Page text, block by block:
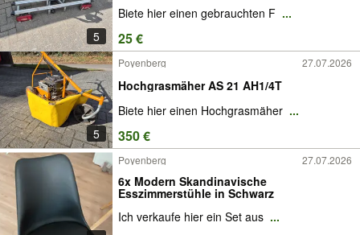
5
Biete hier einen gebrauchten F ...
25 €
5
Poyenberg 27.07.2026
Hochgrasmäher AS 21 AH1/4T
Biete hier einen Hochgrasmäher ...
350 €
Poyenberg 27.07.2026
6x Modern Skandinavische
Esszimmerstühle in Schwarz
Ich verkaufe hier ein Set aus ...